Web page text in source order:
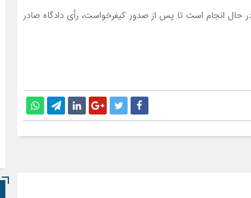
حال انجام است تا پس از صدور کیفرخواست، رأی دادگاه صادر